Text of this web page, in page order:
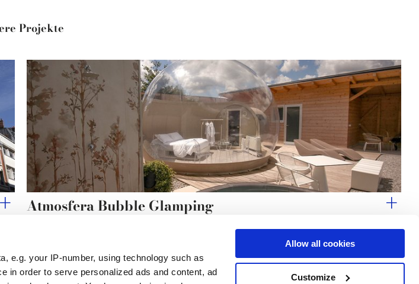
e.g. your IP-number, using technology such as
in order to serve personalized ads and content, ad
Allow all cookies
Customize
Projekte
Atmosfera Bubble Glamping
Links Rechtsraum Folgen Sie uns auf